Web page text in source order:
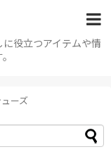
役立つアイテムや情
ーズ